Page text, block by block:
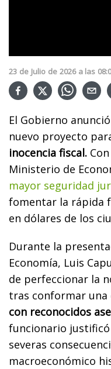
23 de Julio de 2026 a las
El Gobierno
nuevo proyecto
inocencia fiscal.
Ministerio de
mayor seguridad
fomentar la rápida
en dólares de los
Durante la
Economía, Luis
de perfeccionar la
tras conformar una
con reconocidos
funcionario
severas
macroeconómico